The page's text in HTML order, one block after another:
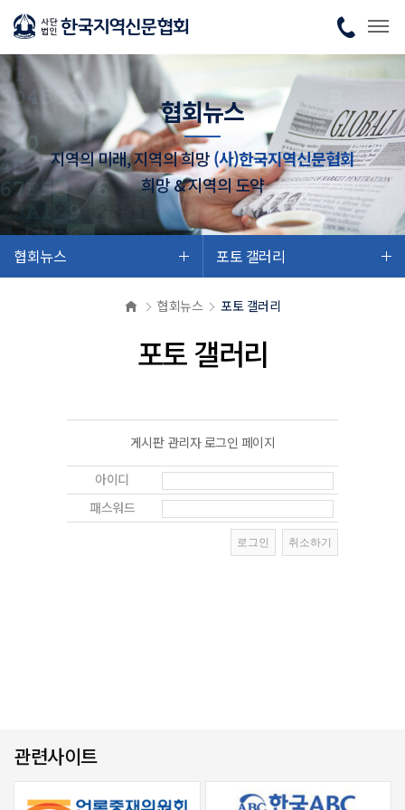
협회뉴스
지역의 미래, 지역의 희망(사)한국지역신문협회
희망 & 지역의 도약
협회뉴스 포토 갤러리
협회뉴스 포토 갤러리
포토 갤러리
게시판 관리자 로그인 페이지
아이디
패스워드
관련사이트